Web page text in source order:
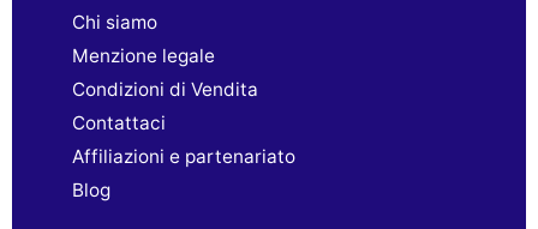
Chi siamo
Menzione legale
Condizioni di Vendita
Contattaci
Affiliazioni e partenariato
Blog